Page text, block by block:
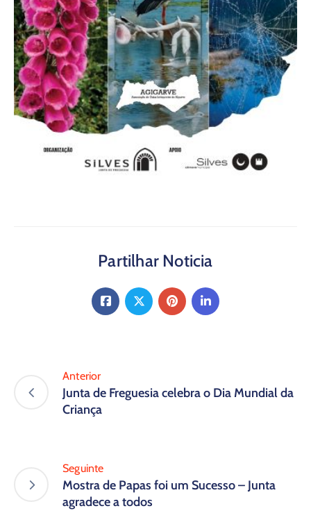
Partilhar Noticia
Anterior
Junta de Freguesia celebra o Dia Mundial da
Criança
Seguinte
Mostra de Papas foi um Sucesso – Junta
agradece a todos